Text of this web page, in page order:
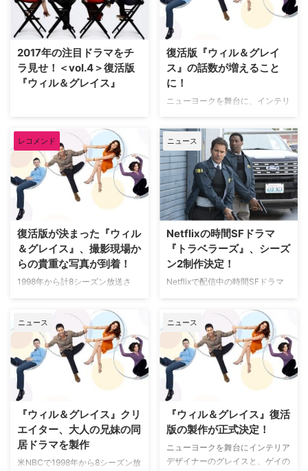
のほど、シーズン11までの更新が
決定した。米TVLineが報じた。
マをチラ見せ…
きたが、初回放送を前にシーズン
2に更新されることが決定した。
放送局の米NBCは8月3日（木）
に開催されたTCA（…
2017年の注目ドラマをチ
ラ見せ！＜vol.4＞復活版
『ウィル＆グレイス』
復活版『ウィル＆グレイ
ス』の話数が増えること
に！
ニューヨークを舞台に、インテリ
の弁護士ウィルが繰り広げるおか
しな日常を描いた人気コメディド
ラマ『ふたりは友達？ ウィル＆
グレイス』。1998年から8シーズ
ンにわたって放送された同作が復
活するとのニュースは当サイトで
もお伝えした通りだが、その復活
版のエピソード数が増えることが
明らかとなった。…
レコメンド
復活版が決まった『ウィル
＆グレイス』、撮影現場か
らの貴重な写真が到着！
1998年から計8シーズン放送さ
部門）に輝いたシットコムの『ウ
ィル＆グレイス』。日本でも人気
を博したシリーズだが、先日リバ
イバル版の製作が決定していたこ
とはお伝えした通り。多くのファ
ンが放送まで待ちきれない思いで
いることは間違いないが、撮影現
されていたのでご…
ニュース
Netflixの時間SFドラマ
『トラベラーズ』、シーズ
ン2制作決定！
Netflixで配信中の時間SFドラマ
制作されることになった。米
Deadlineなど複数メディアが報
じた。 カナダのTV局Showcase
との共同制作となる本作は、数百
年先の未来、人類の最後の生き残
りが、時間をさかのぼって21世紀
の人々の元に意識を伝送する手段
ニュース
『ウィル＆グレイス』クリ
エイター、大人の兄妹の同
居ドラマを製作
米NBCで1998年から8シーズン放
ニュース
『ウィル＆グレイス』復活
版の製作が正式決定！
ニューヨークを舞台にインテリア
デザイナーのグレイスと、ゲイの